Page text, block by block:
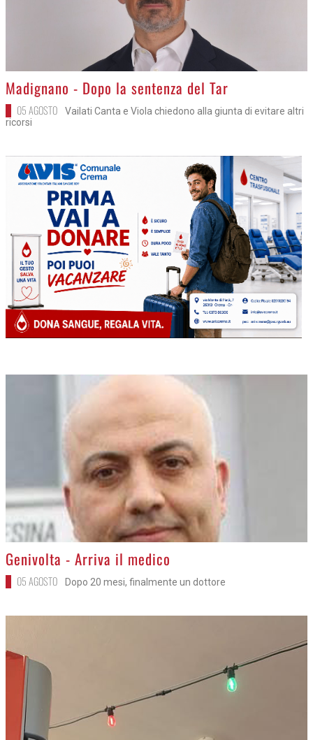
>Madignano - Dopo la sentenza del Tar
05 AGOSTO
Vailati Canta e Viola chiedono alla giunta di evitare altri
ricorsi
>
Genivolta - Arriva il medico
05 AGOSTO Dopo 20 mesi, finalmente un dottore